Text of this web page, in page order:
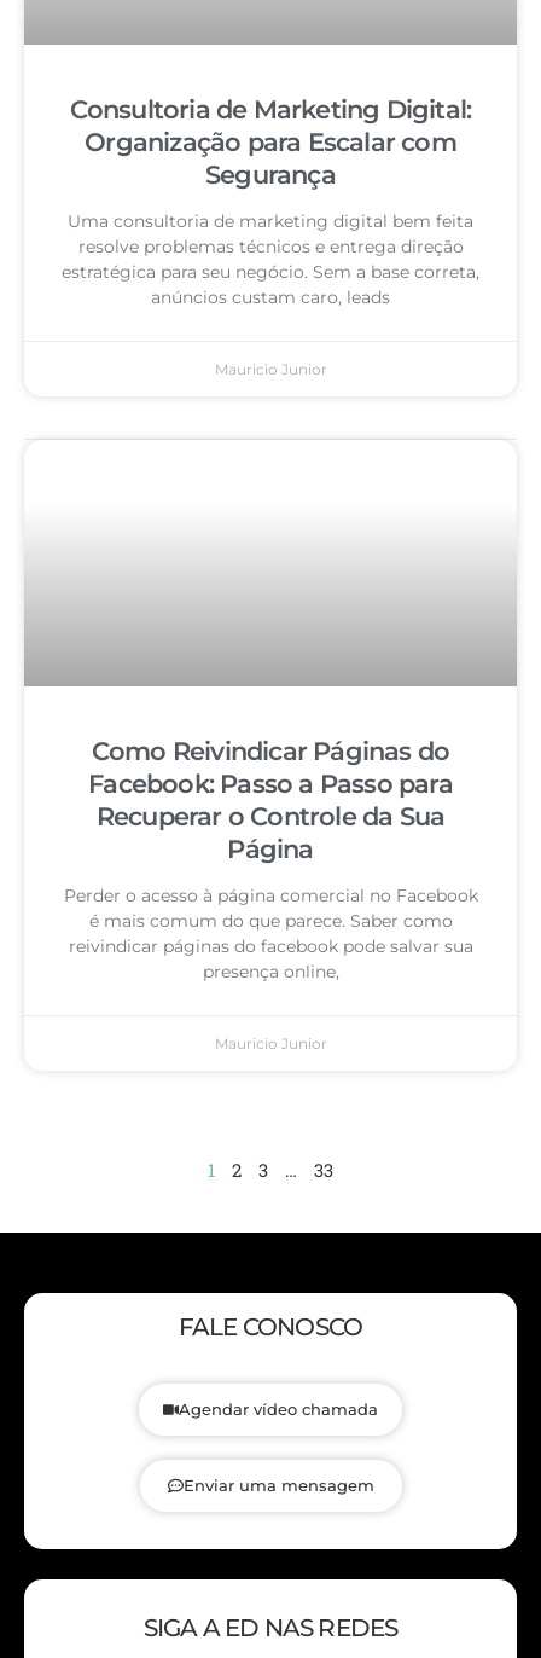
Consultoria de Marketing Digital:
Organização para Escalar com
Segurança
Uma consultoria de marketing digital bem feita
resolve problemas técnicos e entrega direção
estratégica para seu negócio. Sem a base correta,
anúncios custam caro, leads
Mauricio Junior
Como Reivindicar Páginas do
Facebook: Passo a Passo para
Recuperar o Controle da Sua
Página
Perder o acesso à página comercial no Facebook
é mais comum do que parece. Saber como
reivindicar páginas do facebook pode salvar sua
presença online,
Mauricio Junior
1 2 3 … 33
FALE CONOSCO
Agendar vídeo chamada
Enviar uma mensagem
SIGA A ED NAS REDES